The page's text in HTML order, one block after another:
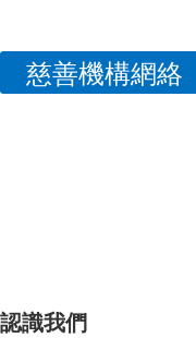
慈善機構網絡
認識我們